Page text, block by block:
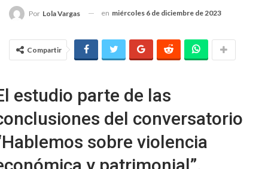
Por Lola Vargas en miércoles 6 de diciembre de 2023
Compartir
estudio parte de las
del conversatorio
sobre violencia